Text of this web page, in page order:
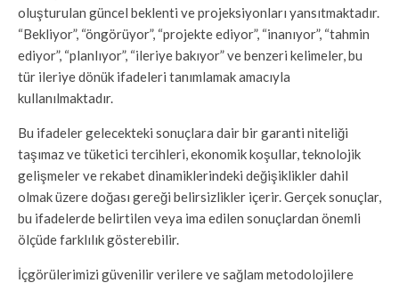
oluşturulan güncel beklenti ve projeksiyonları yansıtmaktadır.
“Bekliyor”, “öngörüyor”, “projekte ediyor”, “inanıyor”, “tahmin
ediyor”, “planlıyor”, “ileriye bakıyor” ve benzeri kelimeler, bu
tür ileriye dönük ifadeleri tanımlamak amacıyla
kullanılmaktadır.
Bu ifadeler gelecekteki sonuçlara dair bir garanti niteliği
taşımaz ve tüketici tercihleri, ekonomik koşullar, teknolojik
gelişmeler ve rekabet dinamiklerindeki değişiklikler dahil
olmak üzere doğası gereği belirsizlikler içerir. Gerçek sonuçlar,
bu ifadelerde belirtilen veya ima edilen sonuçlardan önemli
ölçüde farklılık gösterebilir.
İçgörülerimizi güvenilir verilere ve sağlam metodolojilere